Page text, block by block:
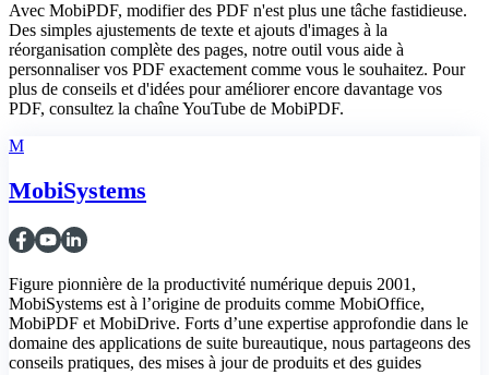
Avec MobiPDF, modifier des PDF n'est plus une tâche fastidieuse.
Des simples ajustements de texte et ajouts d'images à la
réorganisation complète des pages, notre outil vous aide à
personnaliser vos PDF exactement comme vous le souhaitez. Pour
plus de conseils et d'idées pour améliorer encore davantage vos
PDF, consultez la chaîne YouTube de MobiPDF.
M
MobiSystems
Figure pionnière de la productivité numérique depuis 2001,
MobiSystems est à l’origine de produits comme MobiOffice,
MobiPDF et MobiDrive. Forts d’une expertise approfondie dans le
domaine des applications de suite bureautique, nous partageons des
conseils pratiques, des mises à jour de produits et des guides